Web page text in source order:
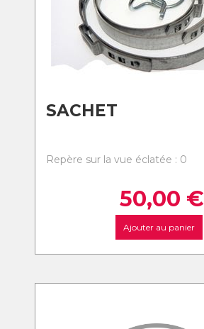
SACHET
Repère sur la vue éclatée : 0
50,00 €
Ajouter au panier